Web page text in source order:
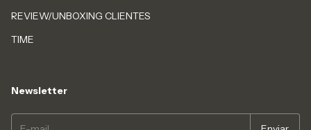
REVIEW/UNBOXING CLIENTES
TIME
Newsletter